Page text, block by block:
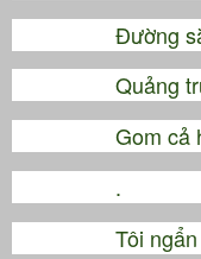
Đường
Quảng
Gom cả
.
Tôi